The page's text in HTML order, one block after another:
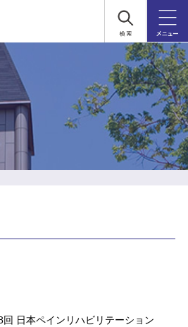
回 日本ペインリハビリテーション